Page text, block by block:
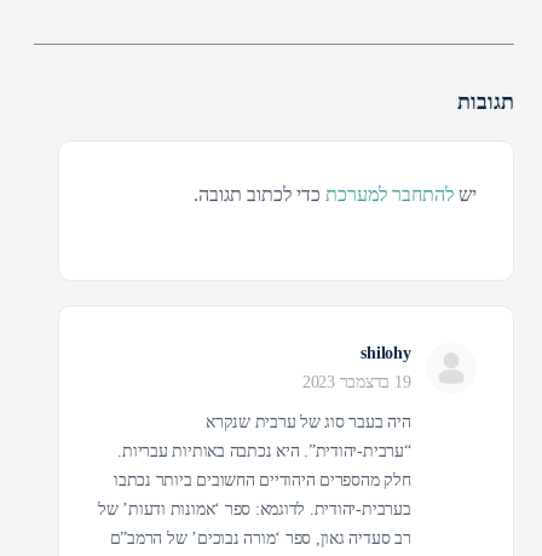
תגובות
ישלהתחבר למערכתכדי לכתוב תגובה.
shilohy
19 בדצמבר 2023
היה בעבר סוג של ערבית שנקרא
“ערבית-יהודית”. היא נכתבה באותיות עבריות.
חלק מהספרים היהודיים החשובים ביותר נכתבו
בערבית-יהודית. לדוגמא: ספר ‘אמונות ודעות’ של
רב סעדיה גאון, ספר ‘מורה נבוכים’ של הרמב”ם